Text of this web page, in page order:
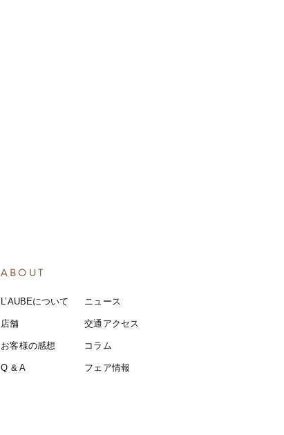
ABOUT
L’AUBEについて
店舗
お客様の感想
​Q & A
​ニュース
​交通アクセス
コラム
​​フェア情報